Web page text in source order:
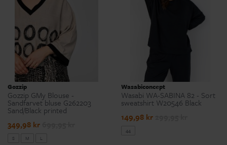
Gozzip
Gozzip GMy Blouse -
Sandfarvet bluse G262203
Sand/Black printed
349,98 kr
S M
Wasabiconcept
Wasabi WA-SABINA 82 - Sort
sweatshirt W20546 Black
149,98 kr
44